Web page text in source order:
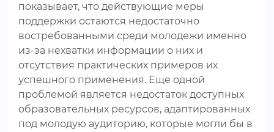
показывает, что действующие меры
поддержки остаются недостаточно
востребованными среди молодежи именно
из-за нехватки информации о них и
отсутствия практических примеров их
успешного применения. Еще одной
проблемой является недостаток доступных
образовательных ресурсов, адаптированных
под молодую аудиторию, которые могли бы в